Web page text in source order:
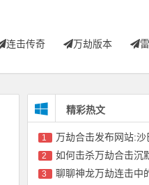
连击传奇 万劫版本
精彩热文
1 万劫合击发布网站:沙巴
2 如何击杀万劫合击沉默版
3 聊聊神龙万劫连击中